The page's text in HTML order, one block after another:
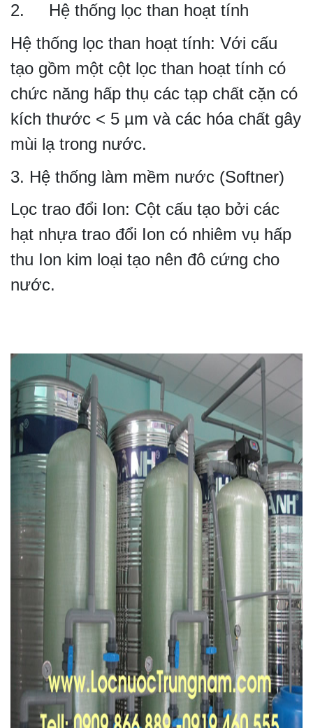
2. Hệ thống lọc than hoạt tính
Hệ thống lọc than hoạt tính: Với cấu
tạo gồm một cột lọc than hoạt tính có
chức năng hấp thụ các tạp chất cặn có
kích thước < 5 µm và các hóa chất gây
mùi lạ trong nước.
3. Hệ thống làm mềm nước (Softner)
Lọc trao đổi Ion: Cột cấu tạo bởi các
hạt nhựa trao đổi Ion có nhiêm vụ hấp
thu Ion kim loại tạo nên đô cứng cho
nước.